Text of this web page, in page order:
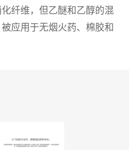
纤维，但乙醚和乙醇的混
应用于无烟火药、棉胶和